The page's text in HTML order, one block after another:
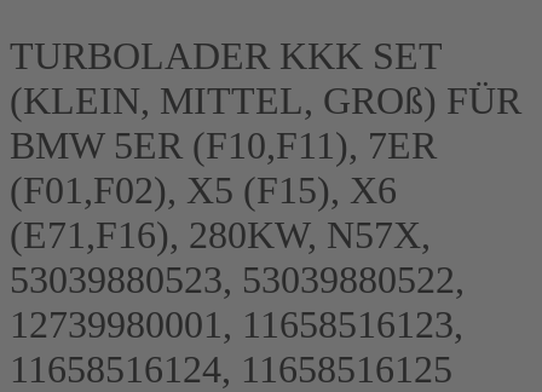
TURBOLADER KKK SET
(KLEIN, MITTEL, GROß) FÜR
BMW 5ER (F10,F11), 7ER
(F01,F02), X5 (F15), X6
(E71,F16), 280KW, N57X,
53039880523, 53039880522,
12739980001, 11658516123,
11658516124, 11658516125